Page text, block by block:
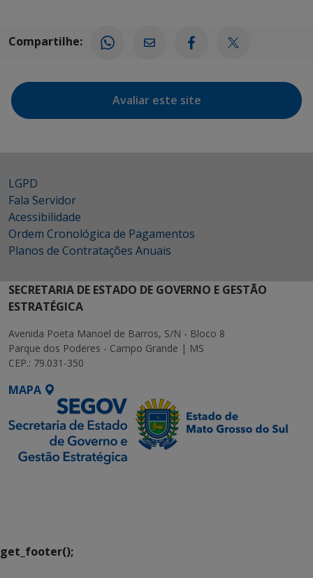
Compartilhe:
Avaliar este site
LGPD
Fala Servidor
Acessibilidade
Ordem Cronológica de Pagamentos
Planos de Contratações Anuais
SECRETARIA DE ESTADO DE GOVERNO E GESTÃO
ESTRATÉGICA
Avenida Poeta Manoel de Barros, S/N - Bloco 8
Parque dos Poderes - Campo Grande | MS
CEP.: 79.031-350
MAPA
get_footer();